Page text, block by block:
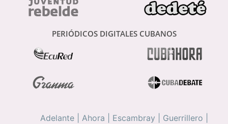
PERIÓDICOS DIGITALES CUBANOS
Adelante Ahora Escambray Guerrillero